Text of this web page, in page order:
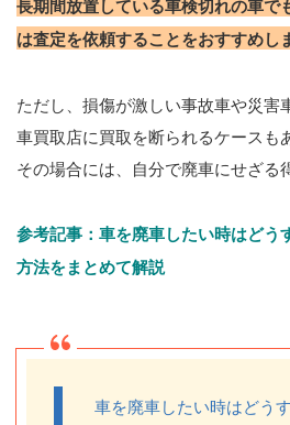
長期間放置している車検切れの車で
は査定を依頼することをおすすめし
ただし、損傷が激しい事故車や災害
車買取店に買取を断られるケースも
その場合には、自分で廃車にせざる
参考記事：車を廃車したい時はどう
方法をまとめて解説
車を廃車したい時はどう